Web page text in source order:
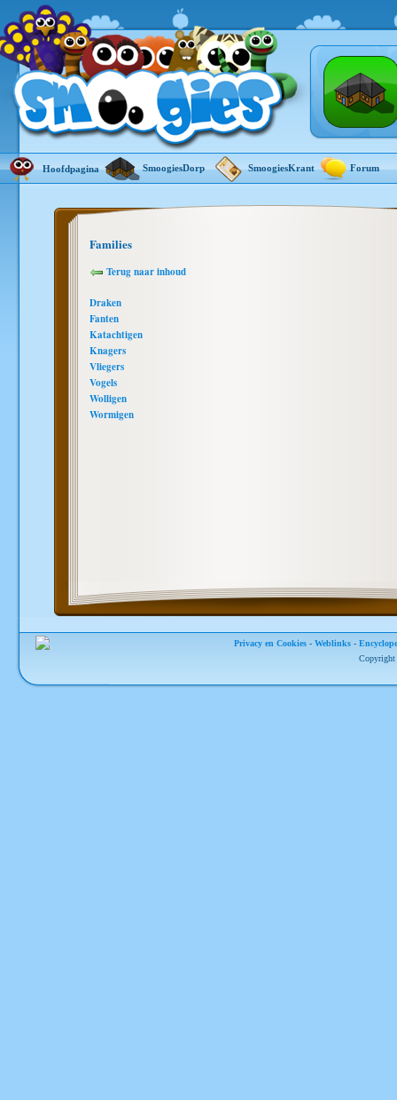
Hoofdpagina SmoogiesDorp SmoogiesKrant Forum
Families
Terug naar inhoud
Draken
Fanten
Katachtigen
Knagers
Vliegers
Vogels
Wolligen
Wormigen
Privacy en Cookies- Weblinks-